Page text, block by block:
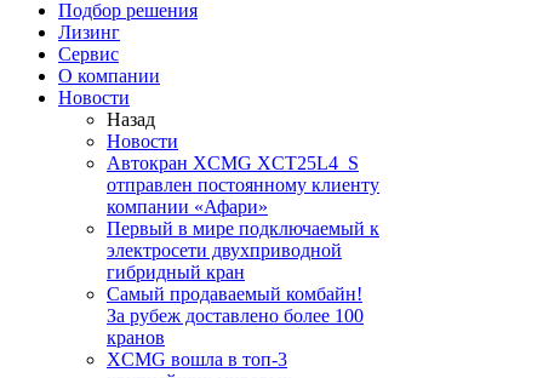
Подбор решения
Лизинг
Сервис
О компании
Новости
Назад
Новости
Автокран XCMG XCT25L4_S
отправлен постоянному клиенту
компании «Афари»
Первый в мире подключаемый к
электросети двухприводной
гибридный кран
Самый продаваемый комбайн!
За рубеж доставлено более 100
кранов
XCMG вошла в топ-3